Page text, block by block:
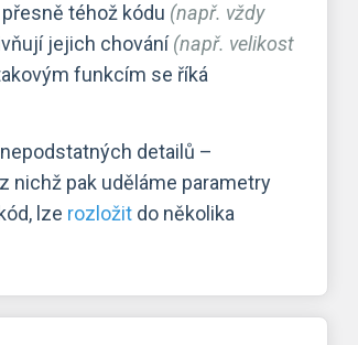
téhož kódu (např. vždy
jejich chování(např. velikost
funkcím se říká
detailů –
nichž pak uděláme parametry
lze rozložit do několika